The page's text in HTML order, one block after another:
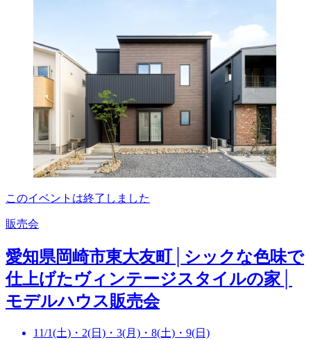
このイベントは終了しました
販売会
愛知県岡崎市東大友町│シックな色味で
仕上げたヴィンテージスタイルの家│
モデルハウス販売会
11/1(土)・2(日)・3(月)・8(土)・9(日)